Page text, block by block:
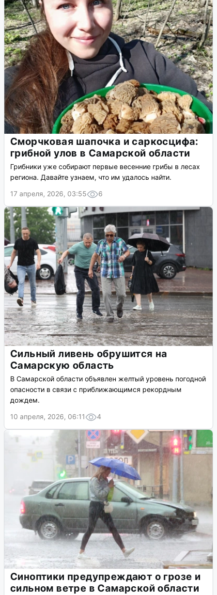
Сморчковая шапочка и саркосцифа:
грибной улов в Самарской области
Грибники уже собирают первые весенние грибы в лесах
региона. Давайте узнаем, что им удалось найти.
17 апреля, 2026, 03:55
6
Сильный ливень обрушится на
Самарскую область
В Самарской области объявлен желтый уровень погодной
опасности в связи с приближающимся рекордным
дождем.
10 апреля, 2026, 06:11
4
Синоптики предупреждают о грозе и
сильном ветре в Самарской области